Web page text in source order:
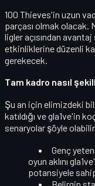
100 Thieves'in uzun
parçası olmak olacak.
ligler açısından
etkinliklerine düzenli
gerekecek.
Tam kadro nasıl
Şu an için elimizdeki
katıldığı vegla1ve'in
senaryolar şöyle
Genç
oyun aklını
potansiyele